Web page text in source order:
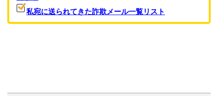
私宛に送られてきた詐欺メール一覧リスト